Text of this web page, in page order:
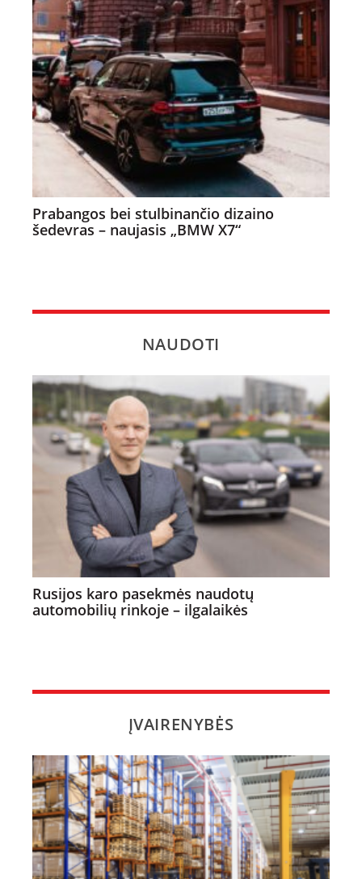
Prabangos bei stulbinančio dizaino
šedevras – naujasis „BMW X7“
NAUDOTI
Rusijos karo pasekmės naudotų
automobilių rinkoje – ilgalaikės
ĮVAIRENYBĖS